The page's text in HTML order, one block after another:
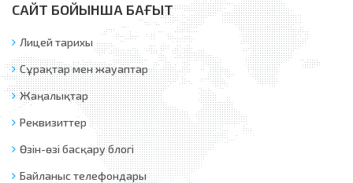
САЙТ БОЙЫНША БАҒЫТ
Лицей тарихы
Сұрақтар мен жауаптар
Жаңалықтар
Реквизиттер
Өзін-өзі басқару блогі
Байланыс телефондары